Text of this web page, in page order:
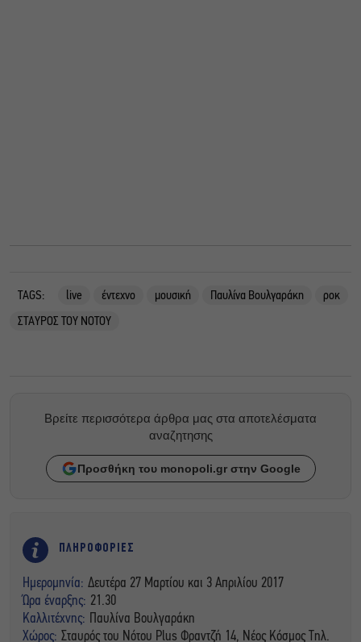
TAGS: live έντεχνο μουσική Παυλίνα Βουλγαράκη
ροκ
ΣΤΑΥΡΟΣ ΤΟΥ ΝΟΤΟΥ
Βρείτε περισσότερα άρθρα μας στα αποτελέσματα
αναζητησης
Προσθήκη του monopoli.gr στην Google
ΠΛΗΡΟΦΟΡΙΕΣ
Ημερομηνία: Δευτέρα 27 Μαρτίου και 3 Απριλίου 2017
Ώρα έναρξης: 21.30
Καλλιτέχνης:
Παυλίνα Βουλγαράκη
Χώρος: Σταυρός του Νότου Plus Φραντζή 14, Νέος Κόσμος Τηλ.